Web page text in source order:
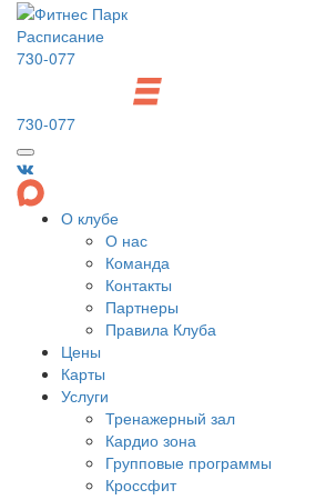
Расписание
730-077
730-077
О клубе
О нас
Команда
Контакты
Партнеры
Правила Клуба
Цены
Карты
Услуги
Тренажерный зал
Кардио зона
Групповые программы
Кроссфит